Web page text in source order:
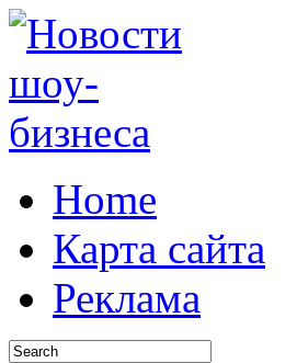
Home
Карта сайта
Реклама